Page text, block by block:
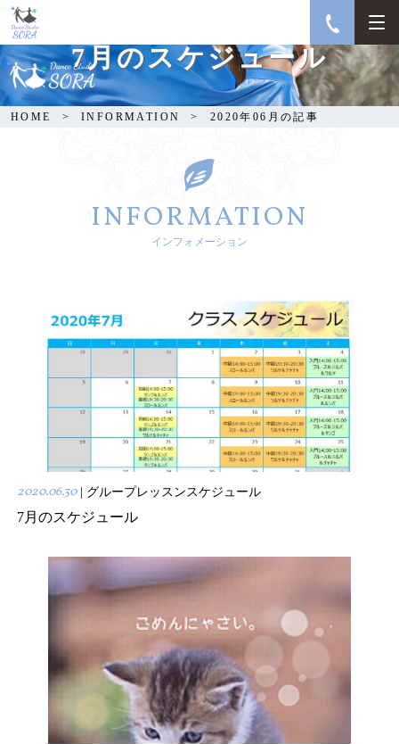
7月のスケジュール
HOME INFORMATION 2020年06月の記事
INFORMATION
インフォメーション
2020.06.30| グループレッスンスケジュール
7月のスケジュール